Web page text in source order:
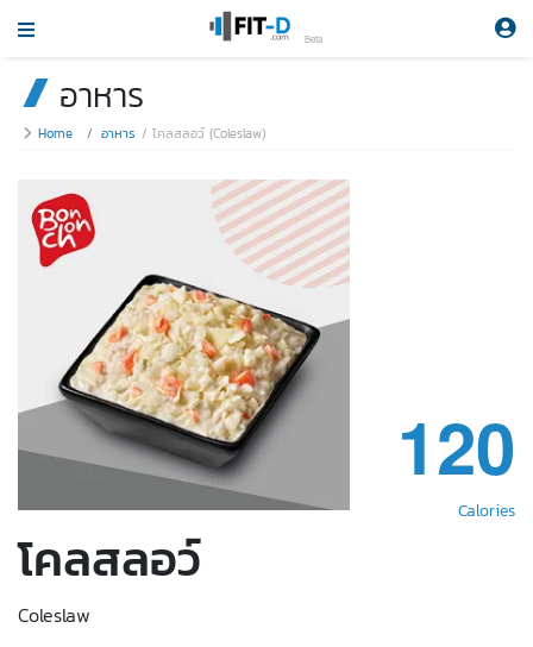
Beta
อาหาร
Home อาหาร โคลสลอว์ (Coleslaw)
120
Calories
โคลสลอว์
Coleslaw